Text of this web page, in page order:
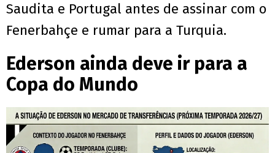
Saudita e Portugal antes de assinar com o
Fenerbahçe e rumar para a Turquia.
Ederson ainda deve ir para a
Copa do Mundo